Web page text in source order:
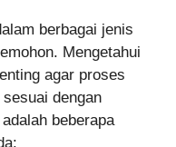
berbagai jenis
Mengetahui
agar proses
dengan
beberapa